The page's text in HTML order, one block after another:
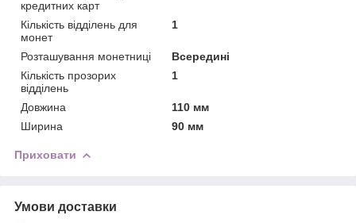
кредитних карт
Кількість відділень для
монет
1
Розташування монетниці
Всередині
Кількість прозорих
відділень
1
Довжина
110 мм
Ширина
90 мм
Приховати
Умови доставки